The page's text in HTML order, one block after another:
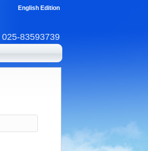
English Edition
025-83593739